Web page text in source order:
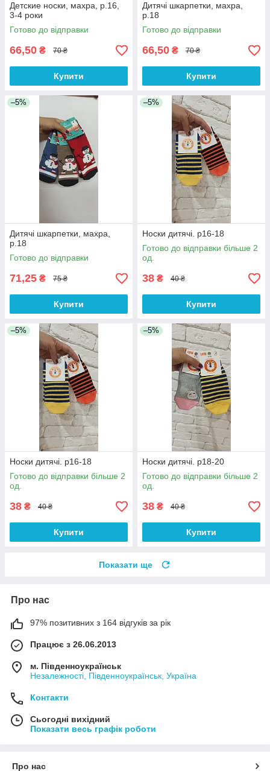
Детские носки, махра, р.16,
3-4 роки
Готово до відправки
66,50 ₴ 70 ₴
Купити
Дитячі шкарпетки, махра,
р.18
Готово до відправки
66,50 ₴ 70 ₴
Купити
–5%
Дитячі шкарпетки, махра,
р.18
Готово до відправки
71,25 ₴ 75 ₴
Купити
–5%
Носки дитячі. р16-18
Готово до відправки більше 2
од.
38 ₴ 40 ₴
Купити
–5%
Носки дитячі. р16-18
Готово до відправки більше 2
од.
38 ₴ 40 ₴
Купити
–5%
Носки дитячі. р18-20
Готово до відправки більше 2
од.
38 ₴ 40 ₴
Купити
Показати ще
Про нас
97% позитивних з 164 відгуків за рік
Працює з 26.06.2013
м. Південноукраїнськ
Незалежності, Південноукраїнськ, Україна
Контакти
Сьогодні вихідний
Показати весь графік роботи
Про нас